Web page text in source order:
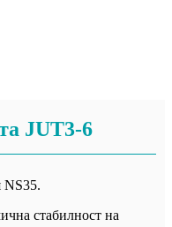
JUT3-6
NS35.
стабилност на